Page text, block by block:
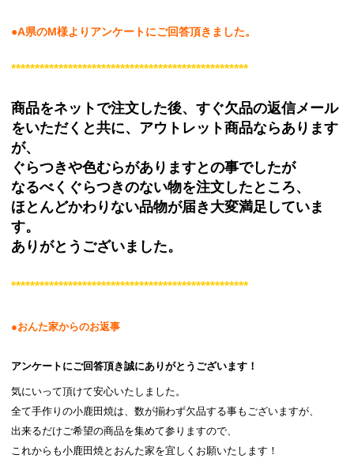
●A県のM様よりアンケートにご回答頂きました。
**************************************************
商品をネットで注文した後、すぐ欠品の返信メール
をいただくと共に、 アウトレット商品ならあります
が、
ぐらつきや色むらがありますとの事でしたが
なるべくぐらつきのない物を注文したところ、
ほとんどかわりない品物が届き大変満足していま
す。
ありがとうございました。
**************************************************
●おんた家からのお返事
アンケートにご回答頂き誠にありがとうございます！
気にいって頂けて安心いたしました。
全て手作りの小鹿田焼は、数が揃わず欠品する事もございますが、
出来るだけご希望の商品を集めて参りますので、
これからも小鹿田焼とおんた家を宜しくお願いたします！